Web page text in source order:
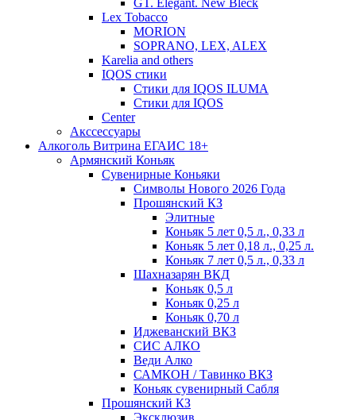
GT. Elegant. New Bleck
Lex Tobacco
MORION
SOPRANO, LEX, ALEX
Karelia and others
IQOS стики
Стики для IQOS ILUMA
Стики для IQOS
Сenter
Акссессуары
Алкоголь Витрина ЕГАИС 18+
Армянский Коньяк
Сувенирные Коньяки
Символы Нового 2026 Года
Прошянский КЗ
Элитные
Коньяк 5 лет 0,5 л., 0,33 л
Коньяк 5 лет 0,18 л., 0,25 л.
Коньяк 7 лет 0,5 л., 0,33 л
Шахназарян ВКД
Коньяк 0,5 л
Коньяк 0,25 л
Коньяк 0,70 л
Иджеванский ВКЗ
СИС АЛКО
Веди Алко
САМКОН / Тавинко ВКЗ
Коньяк сувенирный Сабля
Прошянский КЗ
Эксклюзив